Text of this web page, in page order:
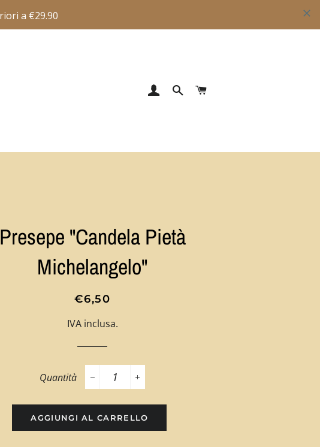
ACCEDICERCA
Presepe "Candela Pietà
Michelangelo"
Prezzo
listino
Prezzo
€6,50
IVA inclusa.
Quantità
−
+
AGGIUNGI AL CARRELLO